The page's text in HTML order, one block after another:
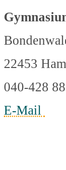
22453
040-428
E-Mail